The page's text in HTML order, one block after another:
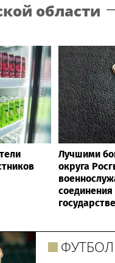
области
Лучшими
округа
ФУТБОЛ